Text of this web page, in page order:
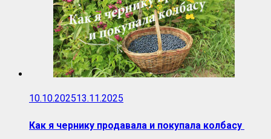
10.10.202513.11.2025
Как я чернику продавала и покупала колбасу